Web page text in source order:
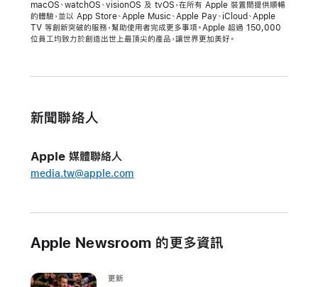
新
聞
發
布
層
人
異
Newstead
macOS、watchOS、visionOS 及 tvOS，在所有 Apple 裝置間提供順暢
的體驗，並以 App Store、Apple Music、Apple Pay、iCloud、Apple
TV 等創新突破的服務，幫助使用者完成更多事項。Apple 超過 150,000
位員工均致力於創造出世上最頂尖的產品，讓世界更加美好。
新聞聯絡人
Apple 媒體聯絡人
media.tw@apple.com
Apple Newsroom 的更多資訊
更新